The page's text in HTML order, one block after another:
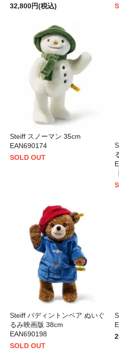
32,800円(税込)
Steiff スノーマン 35cm
EAN690174
SOLD OUT
Steiff パディントンベア ぬいぐ
るみ映画版 38cm
EAN690198
SOLD OUT